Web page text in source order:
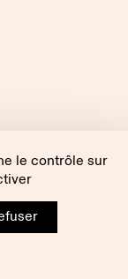
le contrôle sur